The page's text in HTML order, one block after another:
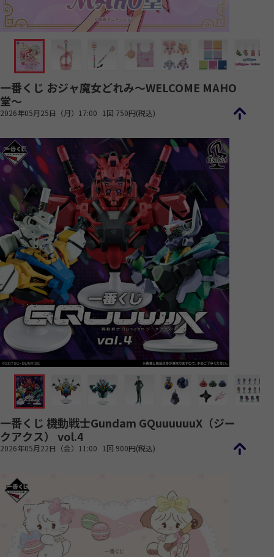
一番くじ おジャ魔女どれみ～WELCOME MAHO
堂～
2026年05月25日（月）17:00 1回 750円(税込)
一番くじ 機動戦士Gundam GQuuuuuuX（ジー
クアクス） vol.4
2026年05月22日（金）11:00 1回 900円(税込)